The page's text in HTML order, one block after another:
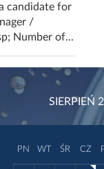
candidate for
/
Number of...
SIERPIEŃ
PN WT ŚR CZ